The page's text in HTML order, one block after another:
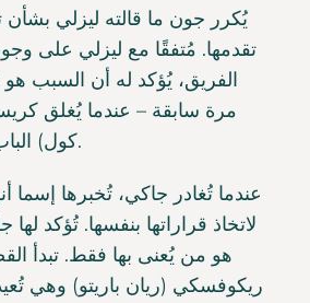
يُكرر جون ما قالته ليزلي بشأن
تقدمها. مُتفقًا مع ليزلي على
مرة سابقة – عندما يُغلق
كول) الباب، يكون ضد راني.
عندما تُغادر جاكي، تُخبرها إسما
لاتخاذ قراراتها بنفسها. تُؤكد
هو من يُعنى بها فقط. تبدأ
ريكوفسكي (ريان باريتو) وهي تُعيد